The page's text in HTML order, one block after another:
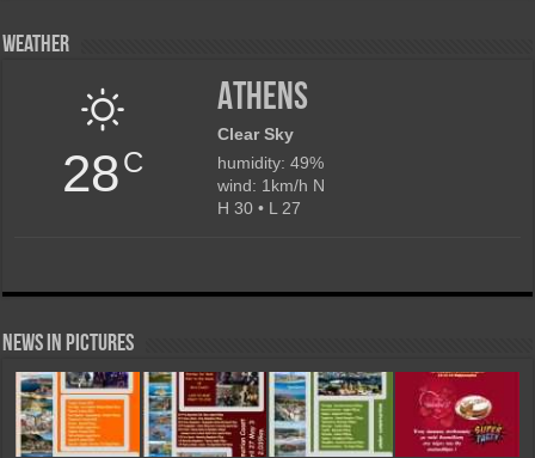
Weather
28C
Athens
Clear Sky
humidity: 49%
wind: 1km/h N
H 30 • L 27
News in Pictures